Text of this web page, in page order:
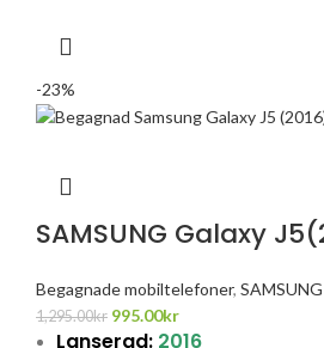
-23%
SAMSUNG Galaxy
Begagnade mobiltelefoner, SAMSUNG
1,295.00kr 995.00kr
Lanserad: 2016